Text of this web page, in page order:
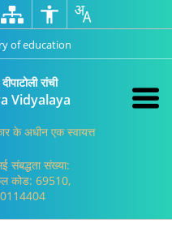
of education
रांची
Vidyalaya
के अधीन एक स्वायत्त
संबद्धता संख्या:
कोड: 69510,